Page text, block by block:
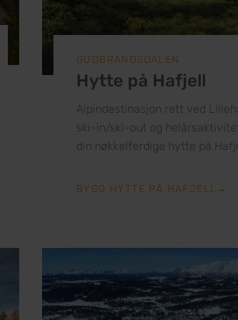
GUDBRANDSDALEN
Hytte på Hafjell
Alpindestinasjon rett ved
ski-in/ski-out og
din nøkkelferdige hytte på
BYGG HYTTE PÅ HAFJELL →